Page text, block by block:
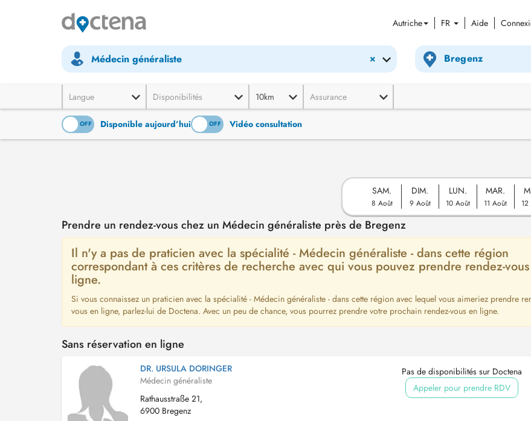
Autriche FR Aide
×
Médecin généraliste
Langue Disponibilités 10km Assurance
OFF Disponible aujourd’hui
ON OFF Vidéo consultation
SAM.
8 Août
DIM.
9 Août
LUN.
10 Août
MAR.
11 Août
Prendre un rendez-vous chez un Médecin généraliste près de Bregenz
Il n'y a pas de praticien avec la spécialité - Médecin généraliste - dans cette région
correspondant à ces critères de recherche avec qui vous pouvez prendre rendez-
ligne.
Si vous connaissez un praticien avec la spécialité - Médecin généraliste - dans cette région avec lequel vous aimeriez prendre
vous en ligne, parlez-lui de Doctena. Avec un peu de chance, vous pourrez prendre votre prochain rendez-vous en ligne.
Sans réservation en ligne
DR. URSULA DORINGER
Médecin généraliste
Rathausstraße 21,
6900 Bregenz
Pas de disponibilités sur Doctena
Appeler pour prendre RDV